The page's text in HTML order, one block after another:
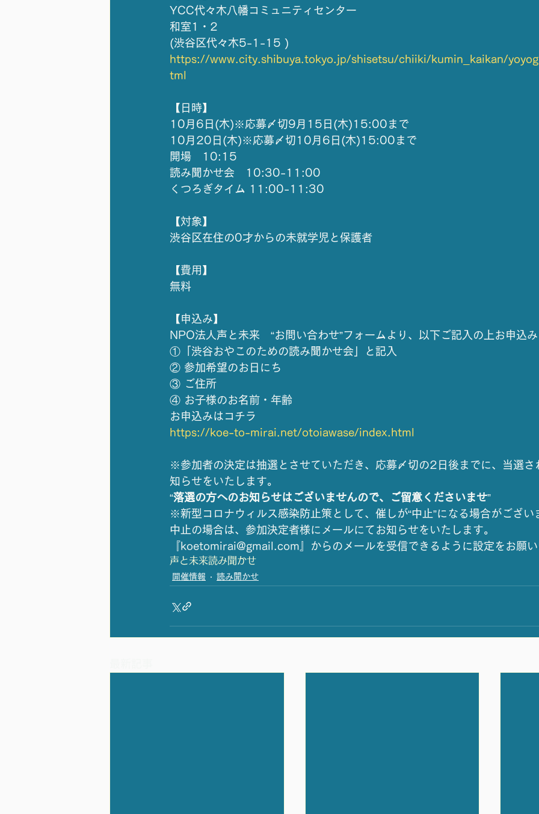
YCC代々木八幡コミュニティセンター
和室1・2
(渋谷区代々木5-1-15 )
https://www.city.shibuya.tokyo.jp/shisetsu/chiiki/kumin_kaikan/
tml
【日時】
10月6日(木)※応募〆切9月15日(木)15:00まで
10月20日(木)※応募〆切10月6日(木)15:00まで
開場　10:15
読み聞かせ会　10:30-11:00
くつろぎタイム 11:00-11:30
【対象】
渋谷区在住の0才からの未就学児と保護者
【費用】
無料
【申込み】
NPO法人声と未来　“お問い合わせ”フォームより、以下ご記入の上お申込み
①「渋谷おやこのための読み聞かせ会」と記入
② 参加希望のお日にち
③ ご住所
④ お子様のお名前・年齢
お申込みはコチラ
https://koe-to-mirai.net/otoiawase/index.html
※参加者の決定は抽選とさせていただき、応募〆切の2日後までに、当選さ
知らせをいたします。
“落選の方へのお知らせはございませんので、ご留意くださいませ”
※新型コロナウィルス感染防止策として、催しが“中止”になる場合がござい
中止の場合は、参加決定者様にメールにてお知らせをいたします。
『koetomirai@gmail.com』からのメールを受信できるように設定をお願い
声と未来読み聞かせ
開催情報 読み聞かせ